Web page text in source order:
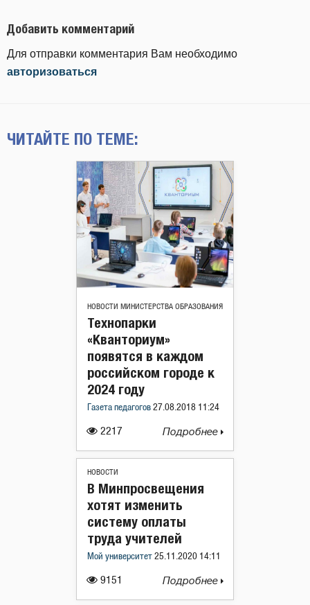
Добавить комментарий
Для отправки комментария Вам необходимо
авторизоваться
ЧИТАЙТЕ ПО ТЕМЕ:
НОВОСТИ МИНИСТЕРСТВА ОБРАЗОВАНИЯ
2217
Технопарки
«Кванториум»
появятся в каждом
российском городе к
2024 году
Газета педагогов 27.08.2018 11:24
Подробнее
НОВОСТИ
9151
В Минпросвещения
хотят изменить
систему оплаты
труда учителей
Мой университет 25.11.2020 14:11
Подробнее